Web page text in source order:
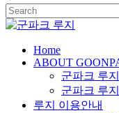
Close
search
Menu
Home
ABOUT
군파크 루
군파크 루
루지 이용안내